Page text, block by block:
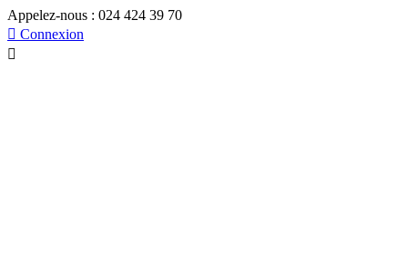
Appelez-nous : 024 424 39 70
 Connexion
